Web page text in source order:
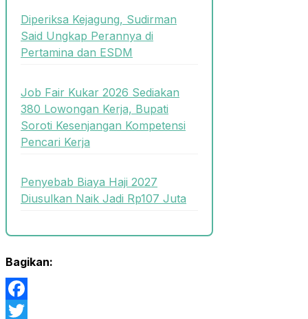
Diperiksa Kejagung, Sudirman
Said Ungkap Perannya di
Pertamina dan ESDM
Job Fair Kukar 2026 Sediakan
380 Lowongan Kerja, Bupati
Soroti Kesenjangan Kompetensi
Pencari Kerja
Penyebab Biaya Haji 2027
Diusulkan Naik Jadi Rp107 Juta
Bagikan:
Facebook